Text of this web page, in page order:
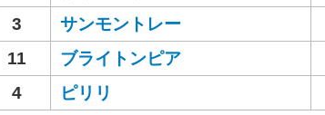
3 サンモントレー
11 ブライトンピア
4 ピリリ